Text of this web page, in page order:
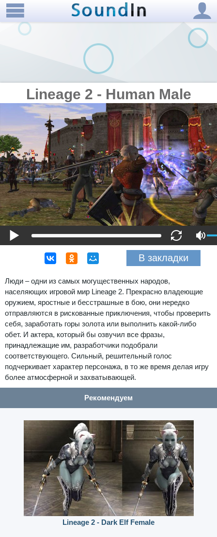
Lineage 2 - Human Male
В закладки
Люди – одни из самых могущественных народов,
населяющих игровой мир Lineage 2. Прекрасно владеющие
оружием, яростные и бесстрашные в бою, они нередко
отправляются в рискованные приключения, чтобы проверить
себя, заработать горы золота или выполнить какой-либо
обет. И актера, который бы озвучил все фразы,
принадлежащие им, разработчики подобрали
соответствующего. Сильный, решительный голос
подчеркивает характер персонажа, в то же время делая игру
более атмосферной и захватывающей.
Рекомендуем
Lineage 2 - Dark Elf Female